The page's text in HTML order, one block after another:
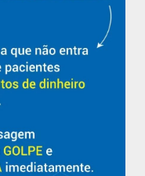
em assistência
e prosperidade